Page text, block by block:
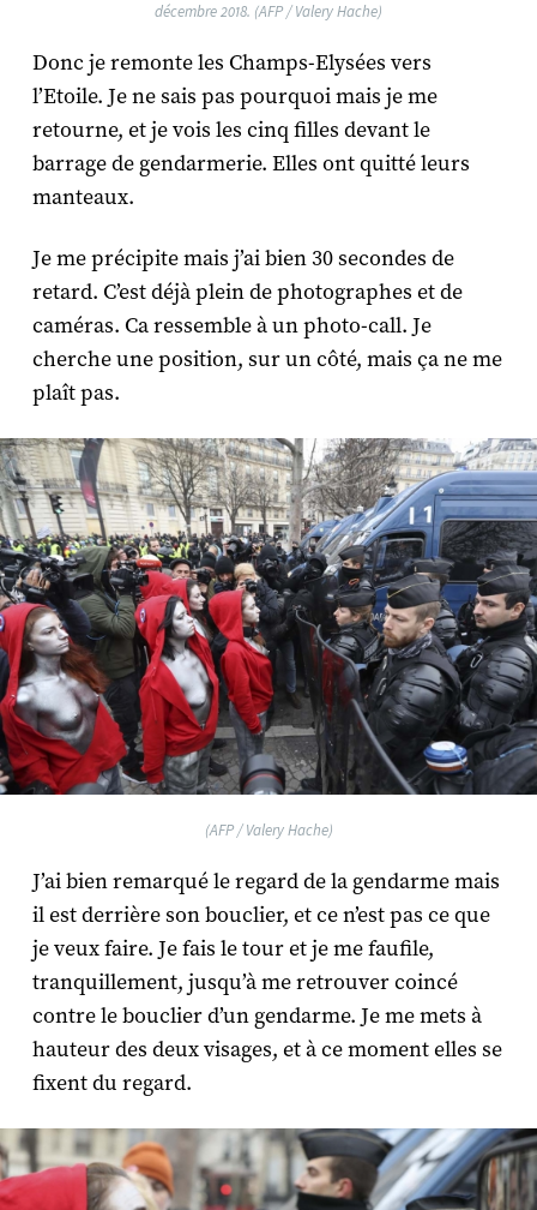
décembre 2018. (AFP / Valery Hache)
Donc je remonte les Champs-Elysées vers
l’Etoile. Je ne sais pas pourquoi mais je me
retourne, et je vois les cinq filles devant le
barrage de gendarmerie. Elles ont quitté leurs
manteaux.
Je me précipite mais j’ai bien 30 secondes de
retard. C’est déjà plein de photographes et de
caméras. Ca ressemble à un photo-call. Je
cherche une position, sur un côté, mais ça ne me
plaît pas.
(AFP / Valery Hache)
J’ai bien remarqué le regard de la gendarme mais
il est derrière son bouclier, et ce n’est pas ce que
je veux faire. Je fais le tour et je me faufile,
tranquillement, jusqu’à me retrouver coincé
contre le bouclier d’un gendarme. Je me mets à
hauteur des deux visages, et à ce moment elles se
fixent du regard.